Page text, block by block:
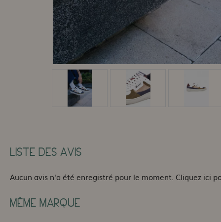
LISTE DES AVIS
Aucun avis n'a été enregistré pour le moment. Cliquez ici
MÊME MARQUE